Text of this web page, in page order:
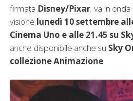
firmata Disney/Pixar, va in
visione lunedì 10 settembre
Cinema Uno e alle 21.45 su
anche disponibile anche su Sky
collezione Animazione